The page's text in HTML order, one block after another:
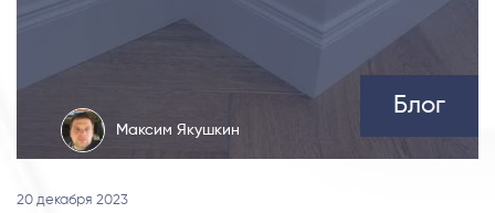
Максим Якушкин
Блог
20 декабря 2023